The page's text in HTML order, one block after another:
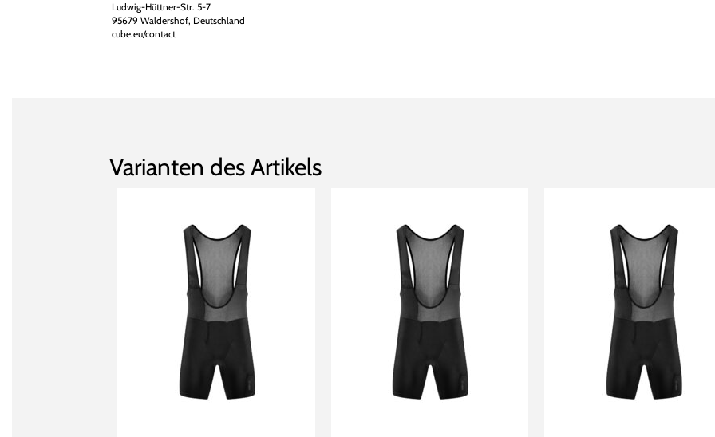
Ludwig-Hüttner-Str. 5-7
95679 Waldershof, Deutschland
cube.eu/contact
Varianten des Artikels